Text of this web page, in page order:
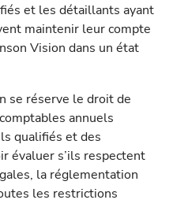
et les détaillants ayant
maintenir leur compte
Vision dans un état
se réserve le droit de
annuels
qualifiés et des
évaluer s’ils respectent
la réglementation
les restrictions